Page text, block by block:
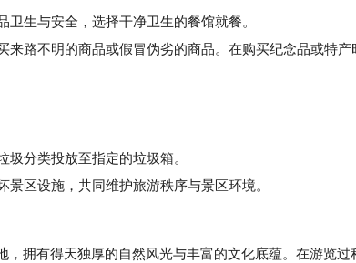
卫生与安全，选择干净卫生的餐馆就餐。
路不明的商品或假冒伪劣的商品。在购买纪念品或特产
圾分类投放至指定的垃圾箱。
区设施，共同维护旅游秩序与景区环境。
拥有得天独厚的自然风光与丰富的文化底蕴。在游览过